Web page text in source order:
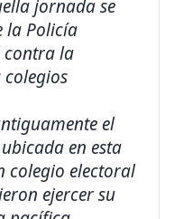
jornada se
la Policía
contra la
el
en esta
colegio electoral
ejercer su